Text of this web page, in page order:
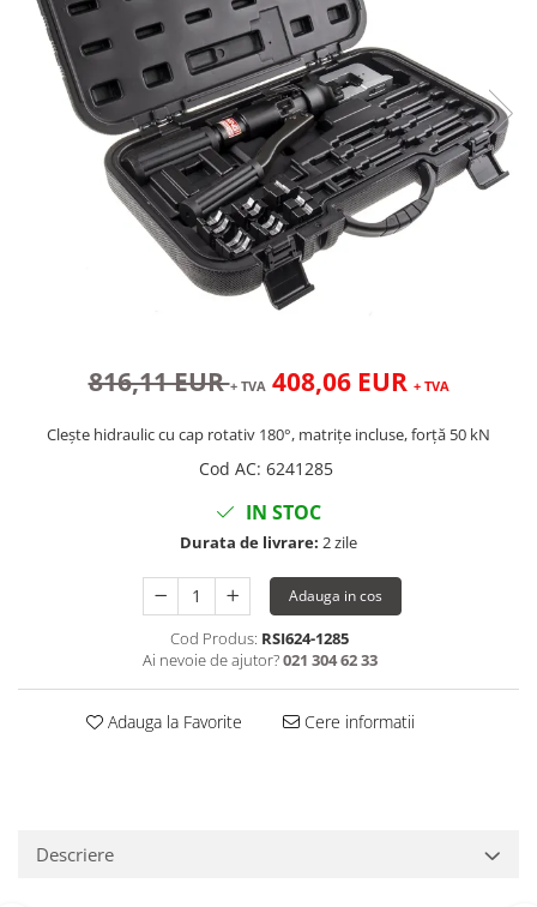
816,11 EUR+ TVA 408,06 EUR + TVA
Clește hidraulic cu cap rotativ 180°, matrițe incluse, forță 50 kN
Cod AC: 6241285
IN STOC
Durata de livrare: 2 zile
Adauga in cos
Cod Produs: RSI624-1285
Ai nevoie de ajutor?021 304 62 33
Adauga la Favorite Cere informatii
Descriere